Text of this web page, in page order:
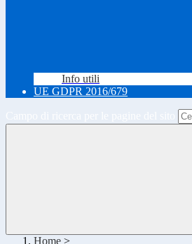
Info utili
UE GDPR 2016/679
Home >